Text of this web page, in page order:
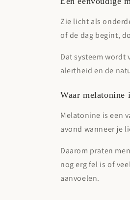
Zie licht als
of de dag begint,
Dat systeem wordt
alertheid en de
Waar melatonine
Melatonine is een
avond wanneer je
Daarom praten
nog erg fel is of
aanvoelen.